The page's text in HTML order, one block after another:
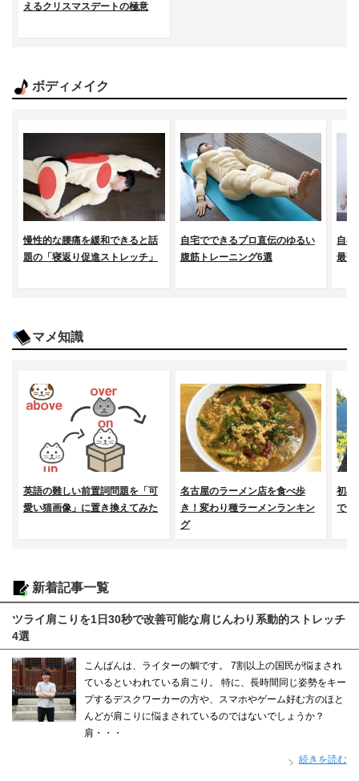
えるクリスマスデートの極意
ボディメイク
慢性的な腰痛を緩和できると話
題の「寝返り促進ストレッチ」
自宅でできるプロ直伝のゆるい
腹筋トレーニング6選
自宅
最強
マメ知識
英語の難しい前置詞問題を「可
愛い猫画像」に置き換えてみた
名古屋のラーメン店を食べ歩
き！変わり種ラーメンランキン
グ
初め
で山
新着記事一覧
ツライ肩こりを1日30秒で改善可能な肩じんわり系動的ストレッチ
4選
こんばんは、ライターの鯛です。 7割以上の国民が悩まされ
ているといわれている肩こり。 特に、長時間同じ姿勢をキー
プするデスクワーカーの方や、スマホやゲーム好む方のほと
んどが肩こりに悩まされているのではないでしょうか？
肩・・・
続きを読む